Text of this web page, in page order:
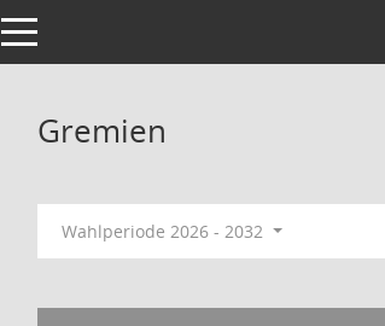
Toggle navigation
Gremien
Wahlperiode 2026 - 2032